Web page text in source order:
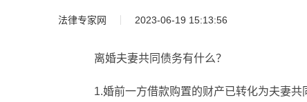
法律专家网 2023-06-19 15:13:56
离婚夫妻共同债务有什么？
1.婚前一方借款购置的财产已转化为夫妻共